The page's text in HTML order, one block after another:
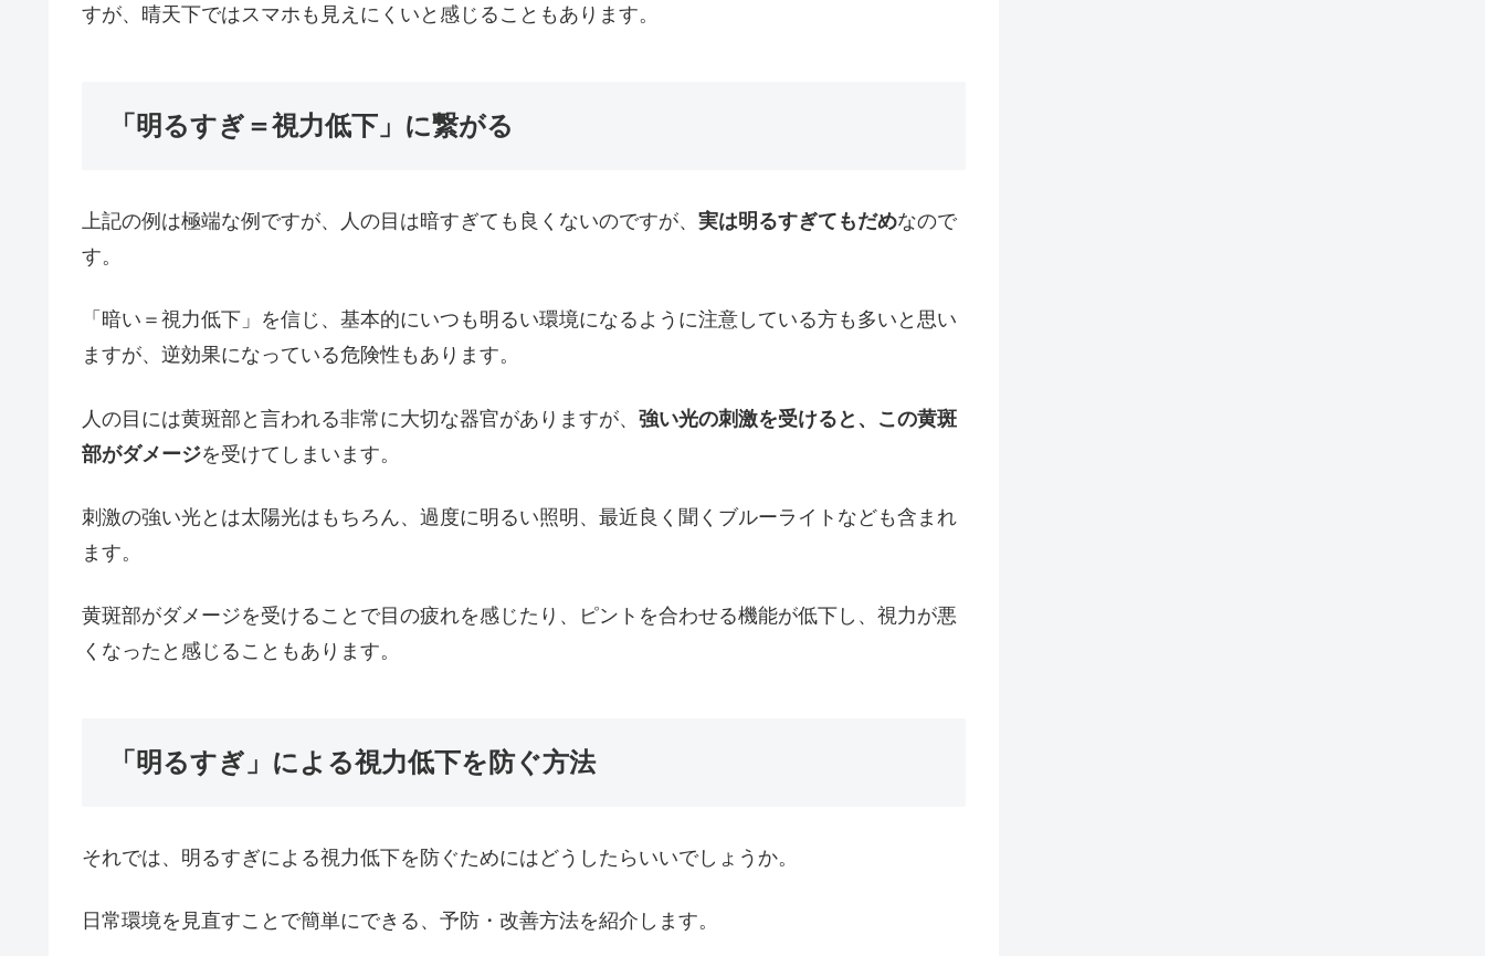
すが、晴天下ではスマホも見えにくいと感じることもあります。
「明るすぎ＝視力低下」に繋がる
上記の例は極端な例ですが、人の目は暗すぎても良くないのですが、 実は明るすぎてもだめなので
す。
「暗い＝視力低下」を信じ、基本的にいつも明るい環境になるように注意している方も多いと思い
ますが、逆効果になっている危険性もあります。
人の目には黄斑部と言われる非常に大切な器官がありますが、 強い光の刺激を受けると、この黄斑
部がダメージを受けてしまいます。
刺激の強い光とは太陽光はもちろん、過度に明るい照明、最近良く聞くブルーライトなども含まれ
ます。
黄斑部がダメージを受けることで目の疲れを感じたり、ピントを合わせる機能が低下し、視力が悪
くなったと感じることもあります。
「明るすぎ」による視力低下を防ぐ方法
それでは、明るすぎによる視力低下を防ぐためにはどうしたらいいでしょうか。
日常環境を見直すことで簡単にできる、予防・改善方法を紹介します。